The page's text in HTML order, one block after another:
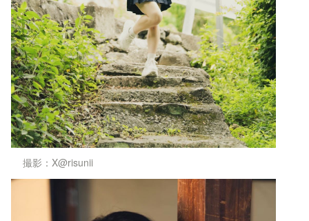
撮影：X@risunii